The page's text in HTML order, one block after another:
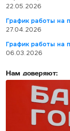
22.05.2026
График работы на
27.04.2026
График работы на
06.03.2026
Нам доверяют: